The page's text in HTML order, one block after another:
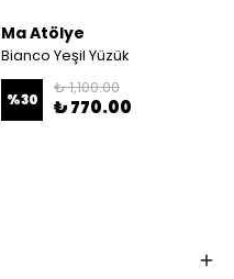
Ma Atölye
Bianco Yeşil Yüzük
%30
₺ 1,100.00
₺ 770.00